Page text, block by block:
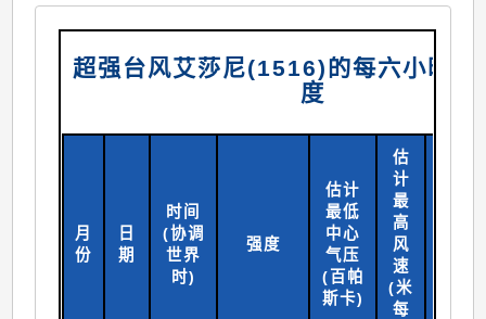
超强台风艾莎尼(1516)的每六小时位
度
月
份
日
期
时间
(协调
世界
时)
强度
估计
最低
中心
气压
(百帕
斯卡)
估
计
最
高
风
速
(米
每